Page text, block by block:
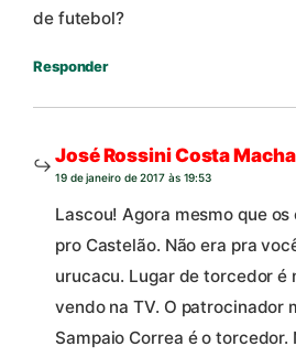
de futebol?
Responder
José Rossini Costa
19 de janeiro de 2017 às 19:53
Lascou! Agora mesmo que
pro Castelão. Não era pra
urucacu. Lugar de torcedor é
vendo na TV. O patrocinador
Sampaio Correa é o torcedor.